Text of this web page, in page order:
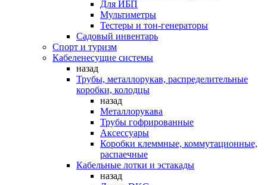
Для ИБП
Мультиметры
Тестеры и тон-генераторы
Садовый инвентарь
Спорт и туризм
Кабеленесущие системы
назад
Трубы, металлорукав, распределительные
коробки, колодцы
назад
Металлорукава
Трубы гофрированные
Аксессуары
Коробки клеммные, коммутационные,
распаечные
Кабельные лотки и эстакады
назад